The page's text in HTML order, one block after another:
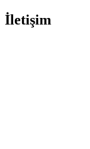
İletişim